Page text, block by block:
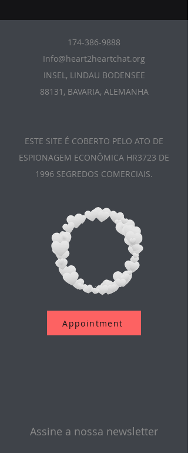
174-386-9888
Info@heart2heartchat.org
INSEL, LINDAU BODENSEE
88131, BAVARIA, ALEMANHA
ESTE SITE É COBERTO PELO ATO DE
ESPIONAGEM ECONÔMICA HR3723 DE
1996 SEGREDOS COMERCIAIS.
Appointment
Assine a nossa newsletter